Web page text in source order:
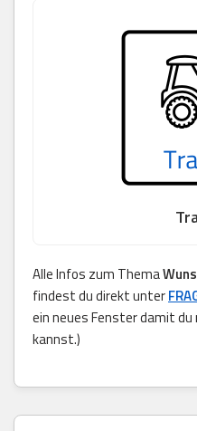
Alle Infos zum Thema
findest du direkt unter
ein neues Fenster damit
kannst.)